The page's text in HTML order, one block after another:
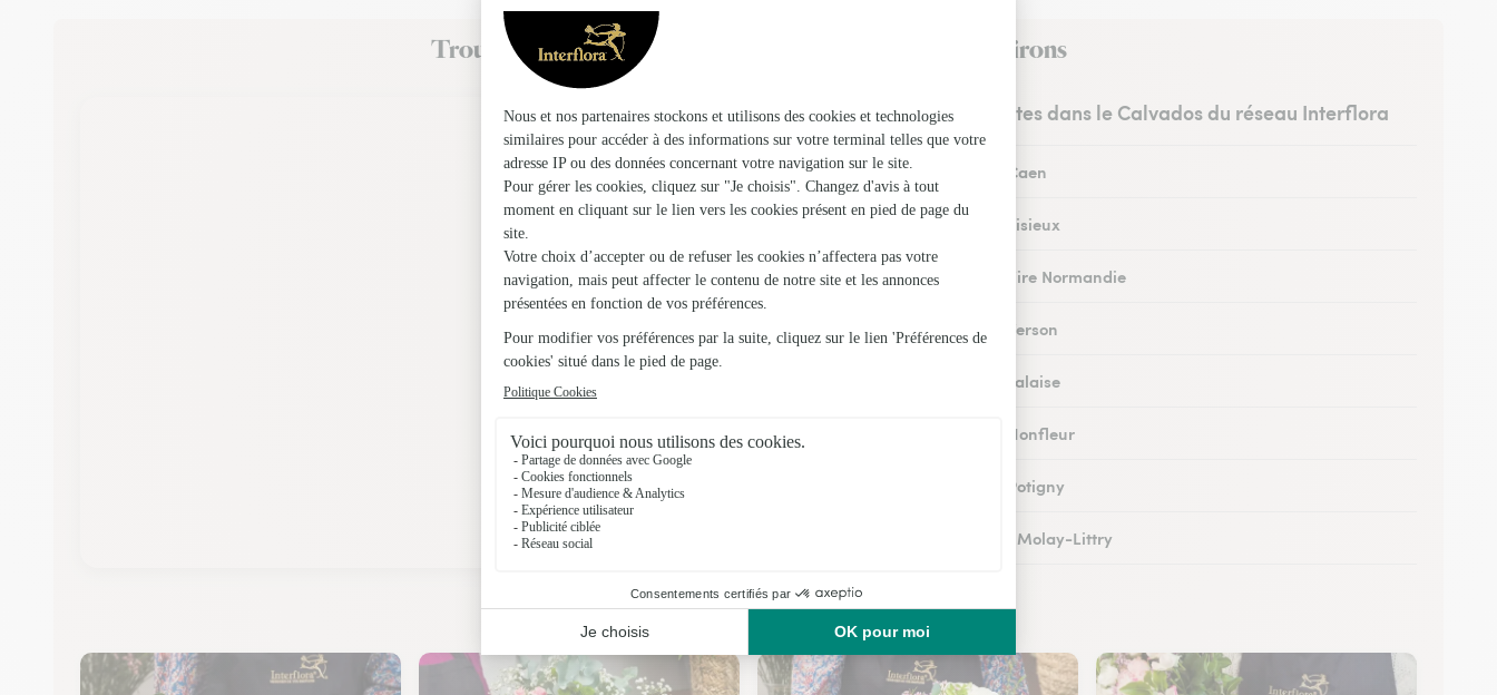
Trouvez un fleuriste Interflora à Mosles et dans ses environs
Les fleuristes dans le Calvados du réseau Interflora
Fleuristes à Caen
Fleuristes à Lisieux
Fleuristes à Vire Normandie
Fleuristes à Verson
Fleuristes à Falaise
Fleuristes à Honfleur
Fleuristes à Potigny
Fleuristes au Molay-Littry
Fleuristes à Saint-Martin-de-Fontenay
Nos fleuristes à Mosles